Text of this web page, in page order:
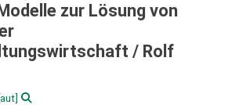
zur Lösung von
/ Rolf